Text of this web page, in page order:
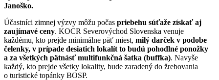
Janoško.
Účastníci zimnej výzvy môžu počas priebehu súťaže získať aj
zaujímavé ceny. KOCR Severovýchod Slovenska venuje
každému, kto prejde minimálne päť miest, milý darček v podobe
čelenky, v prípade desiatich lokalít to budú pohodlné ponožky
a za všetkých pätnásť multifunkčná šatka (buffka). Navyše
každý, kto prejde všetky lokality, bude zaradený do žrebovania
o turistické topánky BOSP.